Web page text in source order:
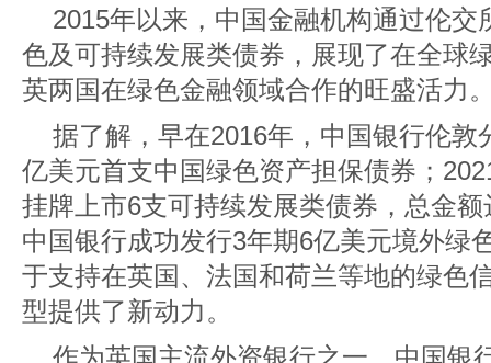
2015年以来，中国金融机构通过伦交
色及可持续发展类债券，展现了在全球
英两国在绿色金融领域合作的旺盛活力
据了解，早在2016年，中国银行伦敦
亿美元首支中国绿色资产担保债券；
挂牌上市6支可持续发展类债券，总金
中国银行成功发行3年期6亿美元境外绿
于支持在英国、法国和荷兰等地的绿色
型提供了新动力。
作为英国主流外资银行之一，中国银